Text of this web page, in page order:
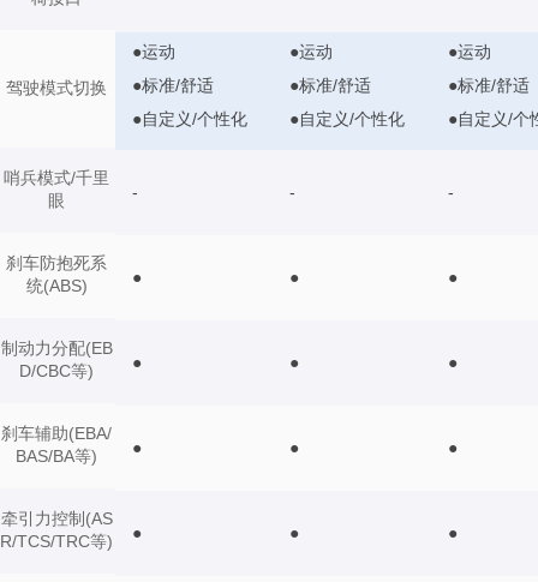
驾驶模式切换
哨兵模式/千里
眼
刹车防抱死系
统(ABS)
制动力分配(EB
D/CBC等)
刹车辅助(EBA/
BAS/BA等)
牵引力控制(AS
R/TCS/TRC等)
●运动
●标准/舒适
●自定义/个性化
●运动
●标准/舒适
●自定义/个性化
●运动
●标准/舒适
●自定义/个
- - -
● ● ●
● ● ●
● ● ●
● ● ●